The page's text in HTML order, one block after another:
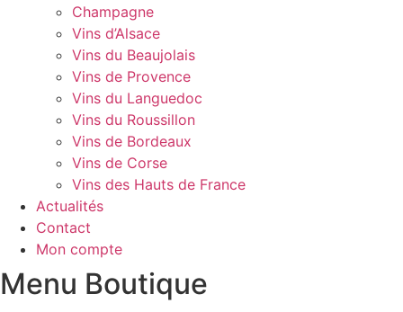
Champagne
Vins d’Alsace
Vins du Beaujolais
Vins de Provence
Vins du Languedoc
Vins du Roussillon
Vins de Bordeaux
Vins de Corse
Vins des Hauts de France
Actualités
Contact
Mon compte
Menu Boutique